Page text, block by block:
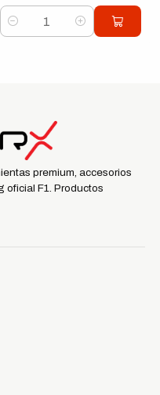
Cantidad
premium, accesorios
oficial F1. Productos